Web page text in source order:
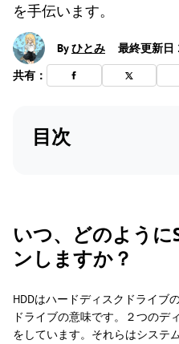
を手伝います。
Byひとみ
最終更新日
共有：
目次
いつ、どのように
ンしますか？
HDDはハードディスクドライブ
ドライブの意味です。２つのデ
をしています。それらはシステ